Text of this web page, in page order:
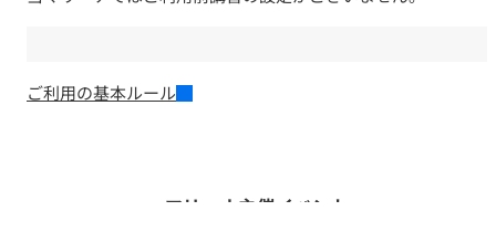
ご利用の基本ルール
マリーナ主催イベント